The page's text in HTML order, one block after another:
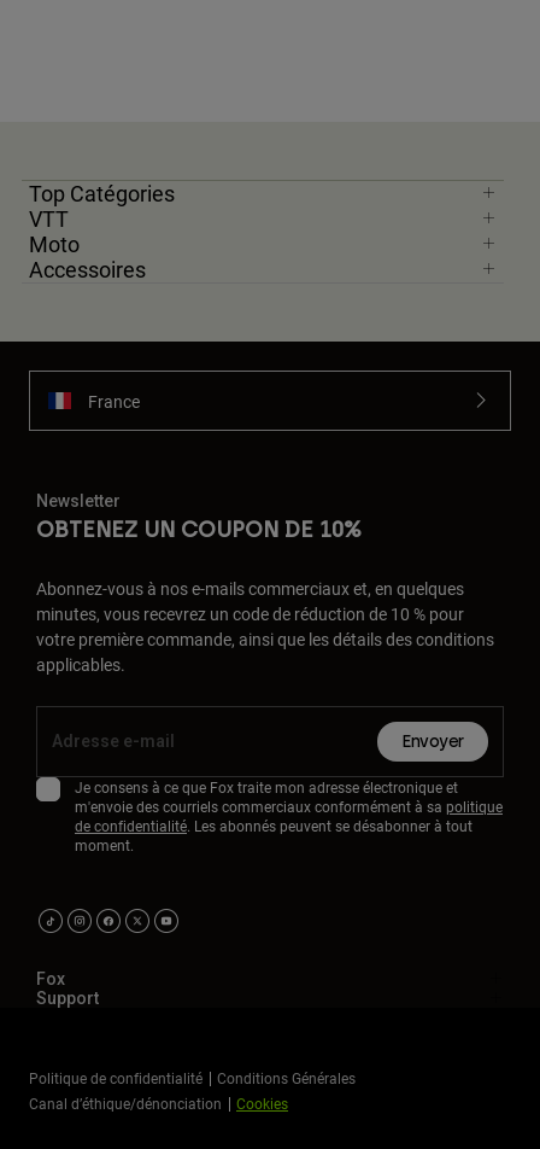
Top Catégories
VTT
Moto
Accessoires
France
Newsletter
OBTENEZ UN COUPON DE 10%
Abonnez-vous à nos e-mails commerciaux et, en quelques
minutes, vous recevrez un code de réduction de 10 % pour
votre première commande, ainsi que les détails des conditions
applicables.
Envoyer
Je consens à ce que Fox traite mon adresse électronique et
m'envoie des courriels commerciaux conformément à sa politique
de confidentialité. Les abonnés peuvent se désabonner à tout
moment.
Fox
Support
Politique de confidentialité
Conditions Générales
Canal d’éthique/dénonciation
Cookies